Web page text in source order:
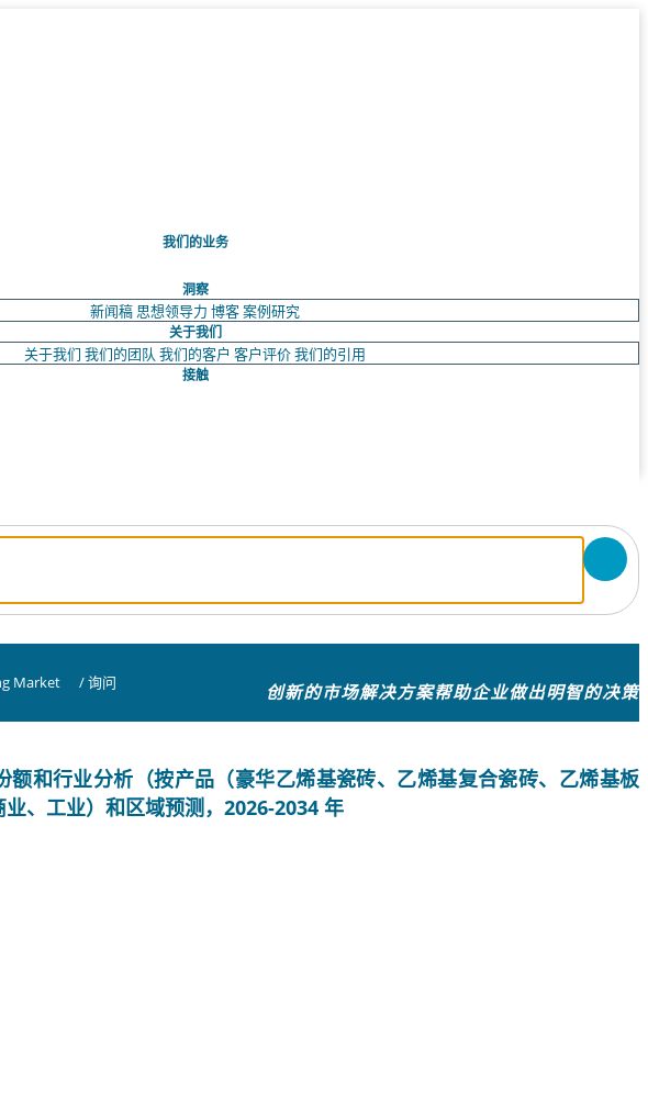
我们的业务
洞察
新闻稿 思想领导力 博客案例研究
关于我们
关于我们 我们的团队 我们的客户 客户评价我们的引用
接触
Market / 询问 创新的市场解决方案帮助企业做出明智的决策
额和行业分析（按产品（豪华乙烯基瓷砖、乙烯基复合瓷砖、乙烯基板
、工业）和区域预测，2026-2034 年